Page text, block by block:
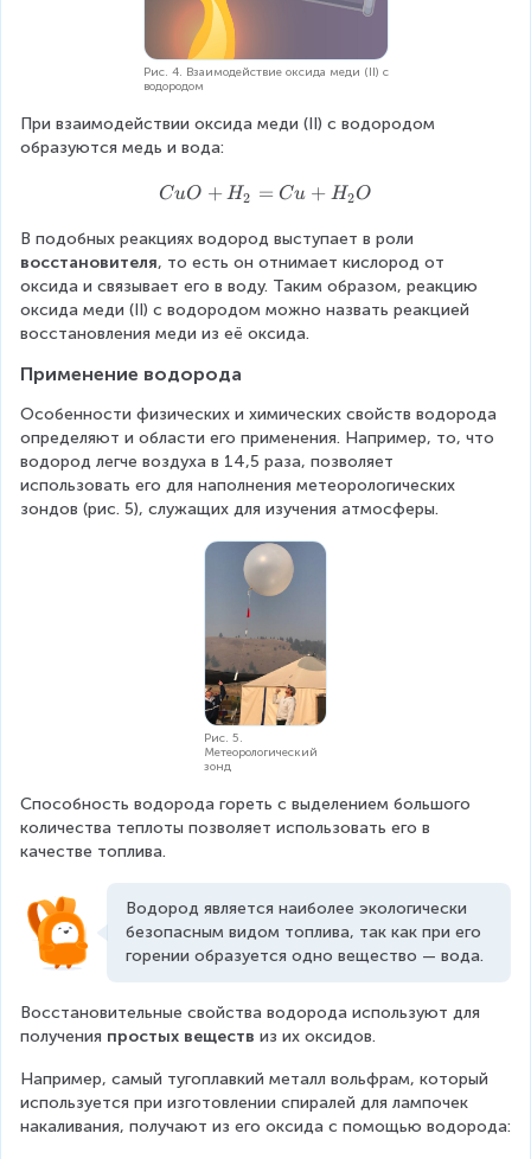
Рис. 4. Взаимодействие оксида меди (II) с
водородом
При взаимодействии оксида меди (II) с водородом
образуются медь и вода:
C
O
+
H
_
2
C
u
+
H
_
2
O
CuO + H2 = Cu + H2O
В подобных реакциях водород выступает в роли
восстановителя, то есть он отнимает кислород от
оксида и связывает его в воду. Таким образом, реакцию
оксида меди (II) с водородом можно назвать реакцией
восстановления меди из её оксида.
Применение водорода
Особенности физических и химических свойств водорода
определяют и области его применения. Например, то, что
водород легче воздуха в 14,5 раза, позволяет
использовать его для наполнения метеорологических
зондов (рис. 5), служащих для изучения атмосферы.
Рис. 5.
Метеорологический
зонд
Способность водорода гореть с выделением большого
количества теплоты позволяет использовать его в
качестве топлива.
Водород является наиболее экологически
безопасным видом топлива, так как при его
горении образуется одно вещество — вода.
Восстановительные свойства водорода используют для
получения простых веществ из их оксидов.
Например, самый тугоплавкий металл вольфрам, который
используется при изготовлении спиралей для лампочек
накаливания, получают из его оксида с помощью водорода: